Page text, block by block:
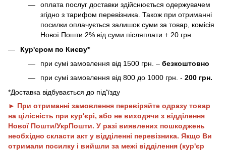
оплата послуг доставки здійснюється одержувачем
згідно з тарифом перевізника. Також при отриманні
посилки оплачується залишок суми за товар, комісія
Нової Пошти 2% від суми післяплати + 20 грн.
Кур'єром по Києву*
при сумі замовлення від 1500 грн. – безкоштовно
при сумі замовлення від 800 до 1000 грн. - 200 грн.
*Доставка відбувається до під'їзду
► При отриманні замовлення перевіряйте одразу товар
на цілісність при кур'єрі, або не виходячи з відділення
Нової Пошти/УкрПошти. У разі виявлених пошкоджень
необхідно скласти акт у відділенні перевізника. Якщо Ви
отримали посилку і вийшли за межі відділення (кур'єр